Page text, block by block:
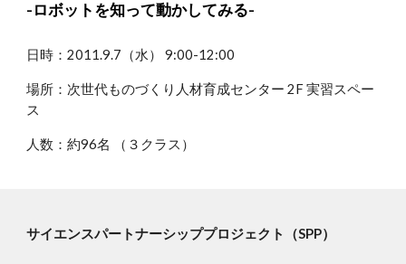
-ロボットを知って動かしてみる-
日時：2011.9.7（水） 9:00-12:00
場所：次世代ものづくり人材育成センター 2F 実習スペー
ス
人数：約96名 （３クラス）
サイエンスパートナーシッププロジェクト（SPP）